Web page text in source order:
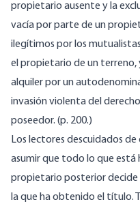
propietario ausente y la
vacía por parte de un
ilegítimos por los
el propietario de un
alquiler por un
invasión violenta del
poseedor. (p. 200.)
Los lectores descuidados
asumir que todo lo que está
propietario posterior decide
la que ha obtenido el título.